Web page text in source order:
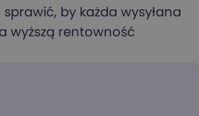
by każda wysyłana
wyższą rentowność